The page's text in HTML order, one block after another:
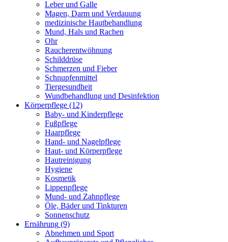
Leber und Galle
Magen, Darm und Verdauung
medizinische Hautbehandlung
Mund, Hals und Rachen
Ohr
Raucherentwöhnung
Schilddrüse
Schmerzen und Fieber
Schnupfenmittel
Tiergesundheit
Wundbehandlung und Desinfektion
Körperpflege (12)
Baby- und Kinderpflege
Fußpflege
Haarpflege
Hand- und Nagelpflege
Haut- und Körperpflege
Hautreinigung
Hygiene
Kosmetik
Lippenpflege
Mund- und Zahnpflege
Öle, Bäder und Tinkturen
Sonnenschutz
Ernährung (9)
Abnehmen und Sport